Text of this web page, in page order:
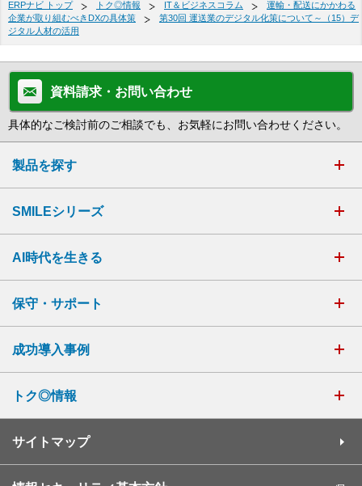
ERPナビ トップ トク◎情報 IT＆ビジネスコラム
運輸・配送にかかわる
企業が取り組むべきDXの具体策
第30回 運送業のデジタル化策について～（15）デ
ジタル人材の活用
資料請求・お問い合わせ
具体的なご検討前のご相談でも、お気軽にお問い合わせください。
製品を探す
SMILEシリーズ
AI時代を生きる
保守・サポート
成功導入事例
トク◎情報
サイトマップ